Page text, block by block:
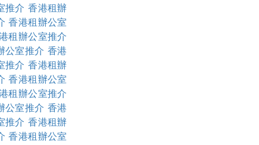
推介 香港租辦
香港租辦公室
租辦公室推介
公室推介 香港
推介 香港租辦
香港租辦公室
租辦公室推介
公室推介 香港
推介 香港租辦
香港租辦公室